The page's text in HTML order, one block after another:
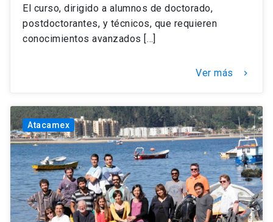
El curso, dirigido a alumnos de doctorado,
postdoctorantes, y técnicos, que requieren
conocimientos avanzados […]
Ver más keyboard_arrow_right
Atacamex